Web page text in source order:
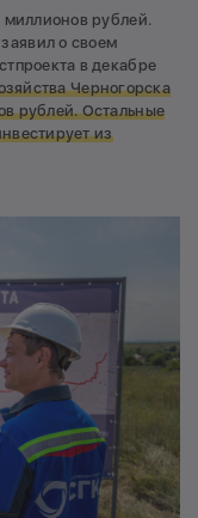
миллионов рублей.
о своем
в декабре
Черногорска
рублей. Остальные
из